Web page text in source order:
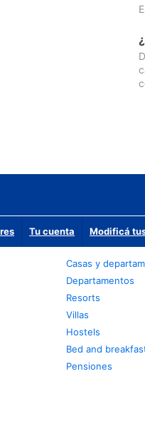
Tu cuenta Modificá
Casas y
Departamentos
Resorts
Villas
Hostels
Bed and
Pensiones